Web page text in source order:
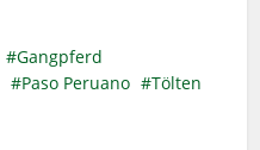
Gangpferd
Paso Peruano
Tölten